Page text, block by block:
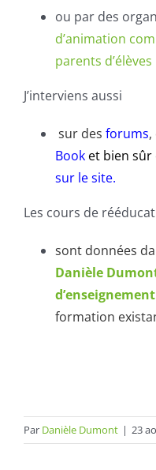
ou par des
d’animation
parents d’élèves
J’interviens aussi
sur des forums,
Book et bien sûr
sur le site.
Les cours de
sont données
Danièle
formation
Par Danièle Dumont | 23